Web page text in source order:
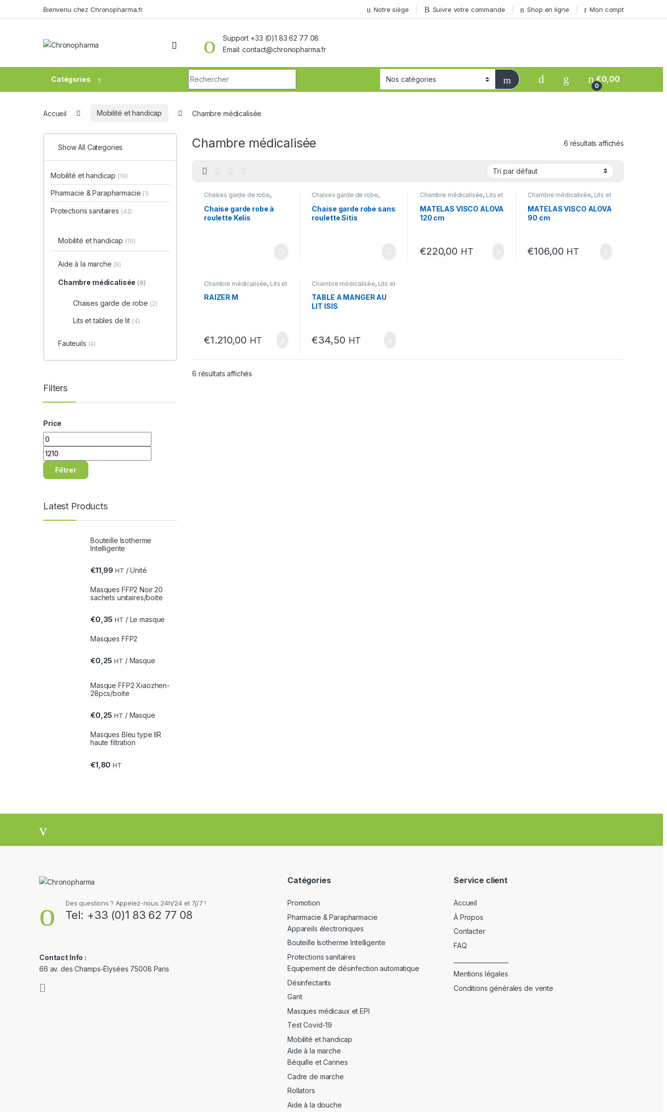
Bienvenu chez Chronopharma.fr Notre siège Suivre votre commande Shop en ligne Mon compt
Support +33 (0)1 83 62 77 08
Email: contact@chronopharma.fr
Catégories
0
€0,00
Accueil Mobilité et handicap Chambre médicalisée
Chambre médicalisée 6 résultats affichés
Chaises garde de robe,
Chambre médicalisée
Mobilité et handicap
Chaise garde robe à
roulette Kelis
Chaises garde de robe,
Chambre médicalisée
Mobilité et handicap
Chaise garde robe sans
roulette Sitis
Chambre médicalisée, Lits et
Mobilité et
handicap
MATELAS VISCO ALOVA
120 cm
€220,00 HT
Chambre médicalisée, Lits et
Mobilité et
handicap
MATELAS VISCO ALOVA
90 cm
€106,00 HT
Chambre médicalisée, Lits et
Mobilité et
handicap
RAIZER M
€1.210,00 HT
Chambre médicalisée, Lits et
Mobilité et
handicap
TABLE A MANGER AU
LIT ISIS
€34,50 HT
6 résultats affichés
Show All Categories
Mobilité et handicap (19)
Pharmacie & Parapharmacie (1)
Protections sanitaires (42)
Mobilité et handicap (19)
Aide à la marche (9)
Chambre médicalisée (6)
Chaises garde de robe (2)
Lits et tables de lit (4)
Fauteuils (4)
Filters
Price
Filtrer
Latest Products
Bouteille Isotherme
Intelligente
€11,99 HT / Unité
Masques FFP2 Noir 20
sachets unitaires/boite
€0,35 HT / Le masque
Masques FFP2
€0,25 HT / Masque
Masque FFP2 Xiaozhen-
28pcs/boite
€0,25 HT / Masque
Masques Bleu type IIR
haute filtration
€1,80 HT
Des questions ? Appelez-nous 24h/24 et 7j/7 !
Tel: +33 (0)1 83 62 77 08
Contact Info :
66 av. des Champs-Élysées 75008 Paris
Catégories
Promotion
Pharmacie & Parapharmacie
Appareils électroniques
Bouteille Isotherme Intelligente
Protections sanitaires
Equipement de désinfection automatique
Désinfectants
Gant
Masques médicaux et EPI
Test Covid-19
Mobilité et handicap
Aide à la marche
Béquille et Cannes
Cadre de marche
Rollators
Aide à la douche
Service client
Accueil
À Propos
Contacter
FAQ
Mentions légales
Conditions générales de vente